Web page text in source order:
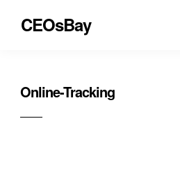
CEOsBay
Online-Tracking